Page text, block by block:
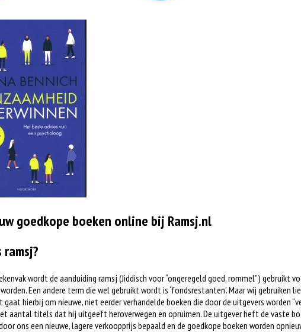
goedkope boeken online bij Ramsj.nl
wordt de aanduiding ramsj (Jiddisch voor “ongeregeld goed, rommel”) gebruikt
Een andere term die wel gebruikt wordt is ‘fondsrestanten’. Maar wij gebruiken
gaat hierbij om nieuwe, niet eerder verhandelde boeken die door de uitgevers worden
aantal titels dat hij uitgeeft heroverwegen en opruimen. De uitgever heft de vaste
ons een nieuwe, lagere verkoopprijs bepaald en de goedkope boeken worden